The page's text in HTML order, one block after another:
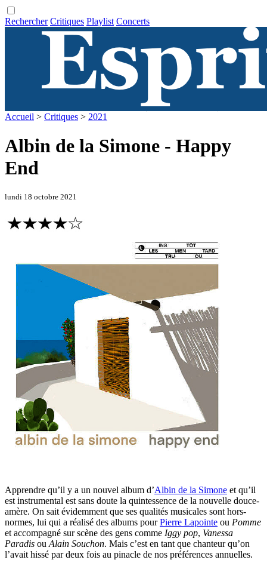
Rechercher Critiques Playlist Concerts
Accueil > Critiques > 2021
Albin de la Simone - Happy
End
lundi 18 octobre 2021
Apprendre qu’il y a un nouvel album d’Albin de la Simone et qu’il
est instrumental est sans doute la quintessence de la nouvelle douce-
amère. On sait évidemment que ses qualités musicales sont hors-
normes, lui qui a réalisé des albums pourPierre Lapointe ou Pomme
et accompagné sur scène des gens comme Iggy pop, Vanessa
Paradis ou Alain Souchon. Mais c’est en tant que chanteur qu’on
l’avait hissé par deux fois au pinacle de nos préférences annuelles.